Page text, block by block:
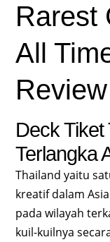
Rarest
All
Review
Deck Tiket
Terlangka
Thailand yaitu
kreatif dalam
pada wilayah
kuil-kuilnya